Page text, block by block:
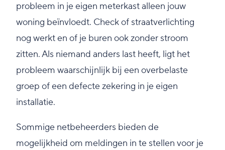
probleem in je eigen meterkast alleen jouw
woning beïnvloedt. Check of straatverlichting
nog werkt en of je buren ook zonder stroom
zitten. Als niemand anders last heeft, ligt het
probleem waarschijnlijk bij een overbelaste
groep of een defecte zekering in je eigen
installatie.
Sommige netbeheerders bieden de
mogelijkheid om meldingen in te stellen voor je